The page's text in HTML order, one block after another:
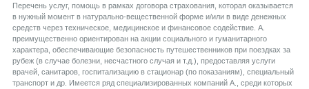
Перечень услуг, помощь в рамках договора страхования, которая оказывается
в нужный момент в натурально-вещественной форме и/или в виде денежных
средств через техническое, медицинское и финансовое содействие. А.
преимущественно ориентирован на акции социального и гуманитарного
характера, обеспечивающие безопасность путешественников при поездках за
рубеж (в случае болезни, несчастного случая и т.д.), предоставляя услуги
врачей, санитаров, госпитализацию в стационар (по показаниям), специальный
транспорт и др. Имеется ряд специализированных компаний А., среди которых